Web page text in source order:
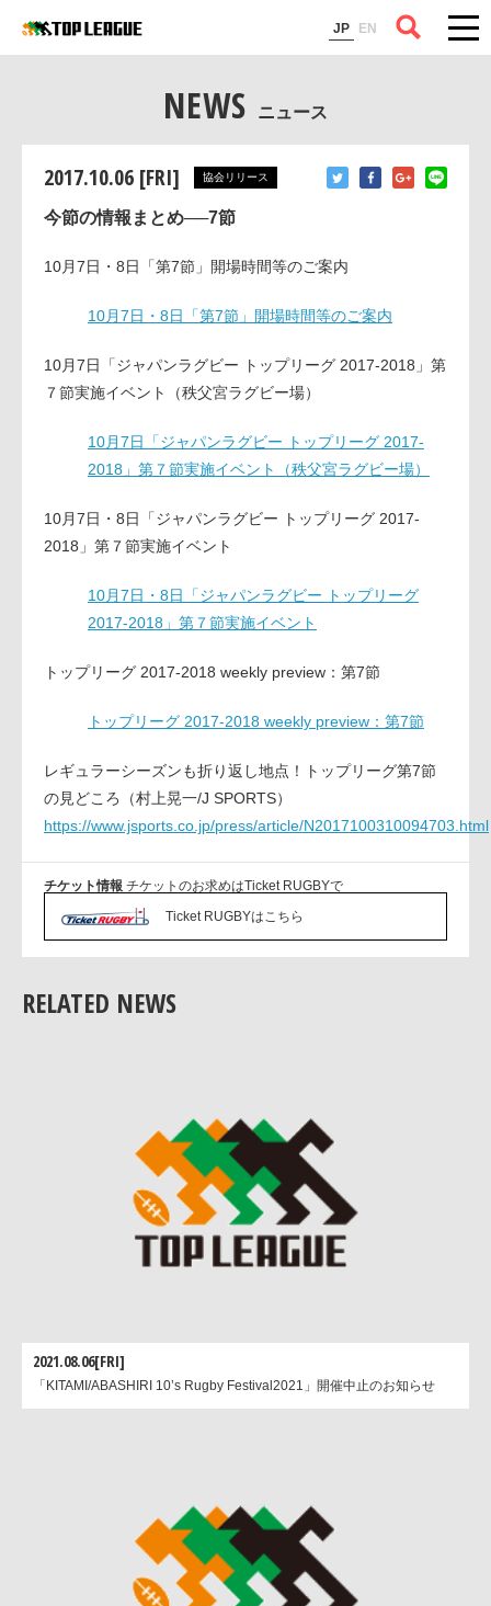
JP EN
コラム
NEWS ニュース
2017.10.06 [FRI] 協会リリース
今節の情報まとめ──7節
10月7日・8日「第7節」開場時間等のご案内
10月7日・8日「第7節」開場時間等のご案内
10月7日「ジャパンラグビー トップリーグ 2017-2018」第
７節実施イベント（秩父宮ラグビー場）
10月7日「ジャパンラグビー トップリーグ 2017-
2018」第７節実施イベント（秩父宮ラグビー場）
10月7日・8日「ジャパンラグビー トップリーグ 2017-
2018」第７節実施イベント
10月7日・8日「ジャパンラグビー トップリーグ
2017-2018」第７節実施イベント
トップリーグ 2017-2018 weekly preview：第7節
トップリーグ 2017-2018 weekly preview：第7節
レギュラーシーズンも折り返し地点！トップリーグ第7節
の見どころ（村上晃一/J SPORTS）
https://www.jsports.co.jp/press/article/N2017100310094703.html
チケット情報 チケットのお求めはTicket RUGBYで
Ticket RUGBYはこちら
RELATED NEWS
2021.08.06[FRI]
「KITAMI/ABASHIRI 10’s Rugby Festival2021」開催中止のお知らせ